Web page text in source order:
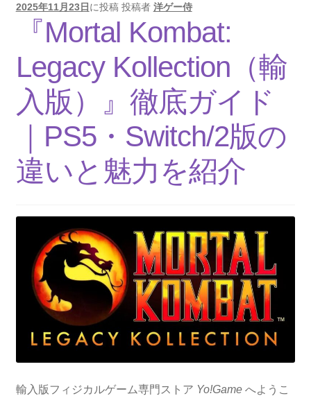
史：
シ
リ
ー
ズ
進
化
と
日
本
の
現
規
制
の
変
遷
o
k
p
k
2025年11月23日 に投稿 投稿者 洋ゲー侍
『Mortal Kombat:
Legacy Kollection（輸
入版）』徹底ガイド
｜PS5・Switch/2版の
違いと魅力を紹介
輸入版フィジカルゲーム専門ストア Yo!Gameへようこ